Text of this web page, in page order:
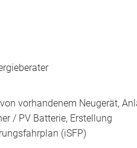
vorhandenem Neugerät,
/ PV Batterie, Erstellung
(iSFP)